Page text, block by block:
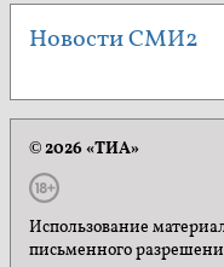
Новости СМИ2
© 2026 «ТИА»
Использование
письменного